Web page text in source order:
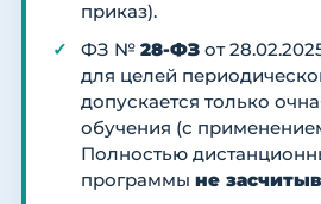
приказ).
ФЗ № 28-ФЗ от
для целей
допускается только
обучения (с
Полностью
программы не